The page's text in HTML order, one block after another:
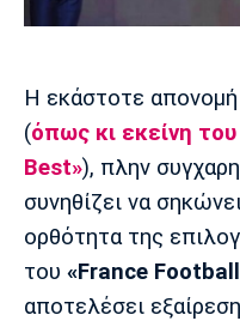
Running
Media
Παρασκήνιο
Ιωνικός
Μπαρτσελόνα
Η εκάστοτε
(όπως κι εκείνη
Best»), πλην
συνηθίζει να
ορθότητα της
του «France
αποτελέσει